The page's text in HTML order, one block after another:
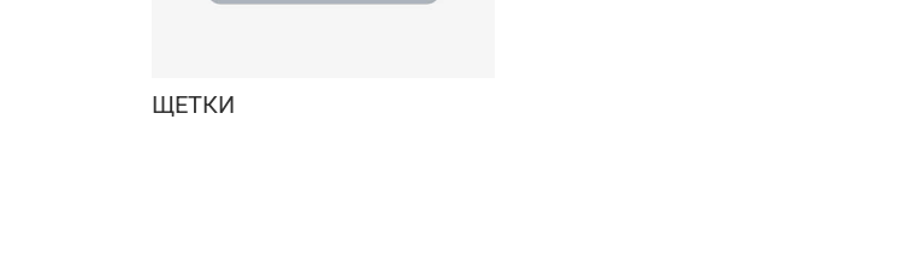
ЩЕТКИ